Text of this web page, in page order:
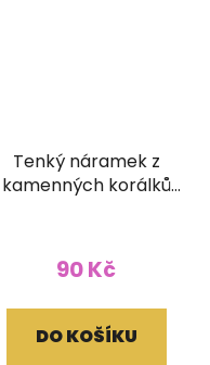
Tenký náramek z
kamenných korálků
90 Kč
DO KOŠÍKU